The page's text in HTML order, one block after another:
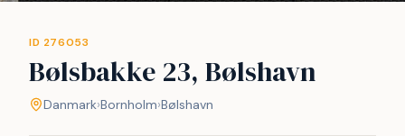
ID 276053
Bølsbakke 23, Bølshavn
Danmark›Bornholm›Bølshavn